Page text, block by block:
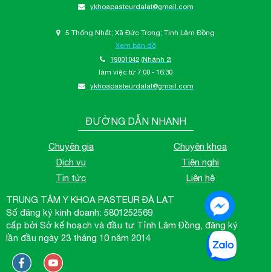
ykhoapasteurdalat@gmail.com
5 Thống Nhất; Xã Đức Trọng; Tỉnh Lâm Đồng
Xem bản đồ
19001042 (Nhánh 2)
làm việc từ 7:00 - 16:30
ykhoapasteurdalat@gmail.com
ĐƯỜNG DẪN NHANH
Chuyên gia
Chuyên khoa
Dịch vụ
Tiện nghi
Tin tức
Liên hệ
TRUNG TÂM Y KHOA PASTEUR ĐÀ LẠT
Số đăng ký kinh doanh: 5801252569
cấp bởi Sở kế hoạch và đầu tư Tỉnh Lâm Đồng, đăng ký
lần đầu ngày 23 tháng 10 năm 2014